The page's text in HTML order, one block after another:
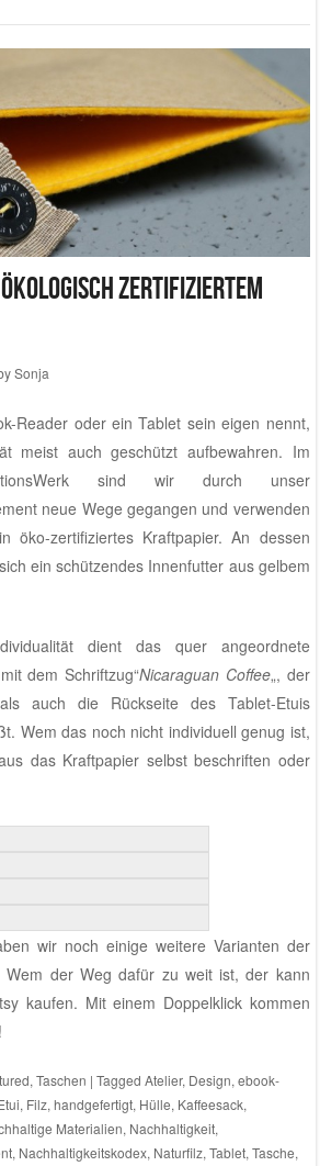
ökologisch zertifiziertem
Sonja
Reader oder ein Tablet sein eigen nennt,
meist auch geschützt aufbewahren. Im
sind wir durch unser
neue Wege gegangen und verwenden
öko-zertifiziertes Kraftpapier. An dessen
ein schützendes Innenfutter aus gelbem
dient das quer angeordnete
dem Schriftzug“Nicaraguan Coffee„, der
auch die Rückseite des Tablet-Etuis
Wem das noch nicht individuell genug ist,
das Kraftpapier selbst beschriften oder
wir noch einige weitere Varianten der
Wem der Weg dafür zu weit ist, der kann
kaufen. Mit einem Doppelklick kommen
, Taschen | Tagged Atelier, Design, ebook-
, Filz, handgefertigt, Hülle, Kaffeesack,
Materialien, Nachhaltigkeit,
, Nachhaltigkeitskodex, Naturfilz, Tablet, Tasche,